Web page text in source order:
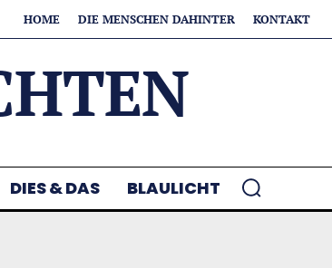
HOME DIE MENSCHEN DAHINTER KONTAKT
DIES & DAS BLAULICHT